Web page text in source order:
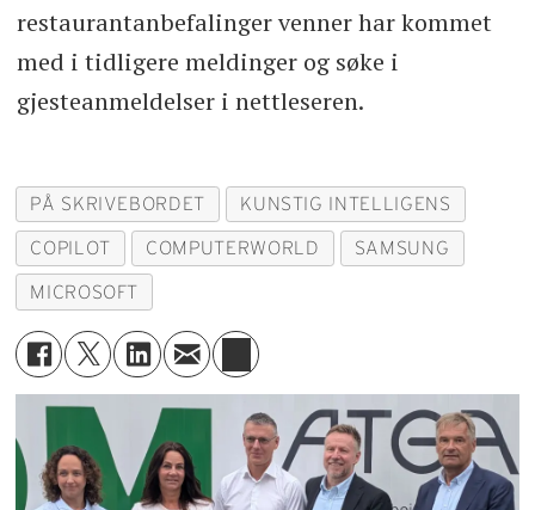
restaurantanbefalinger venner har kommet
med i tidligere meldinger og søke i
gjesteanmeldelser i nettleseren.
PÅ SKRIVEBORDET KUNSTIG INTELLIGENS
COPILOT COMPUTERWORLD SAMSUNG
MICROSOFT